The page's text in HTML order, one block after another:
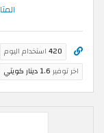
420 استخدام اليوم
اخر توفير 1.6 دينار كويتي